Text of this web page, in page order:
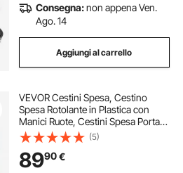
Consegna:non appena Ven.
Ago. 14
Aggiungi al carrello
VEVOR Cestini Spesa, Cestino
Spesa Rotolante in Plastica con
Manici Ruote, Cestini Spesa Portatili
Grandi per Supermercati, Negozi al
Dettaglio, Fare la Spesa, 6 Pezzi,
Carrelli Spesa 39 Litri Blu
(5)
8990€